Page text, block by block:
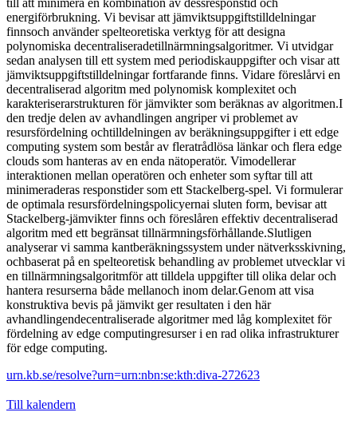
energiförbrukning. Vi bevisar att jämviktsuppgiftstilldelningar
finnsoch använder spelteoretiska verktyg för att designa
polynomiska decentraliseradetillnärmningsalgoritmer. Vi utvidgar
sedan analysen till ett system med periodiskauppgifter och visar att
jämviktsuppgiftstilldelningar fortfarande finns. Vidare föreslårvi en
decentraliserad algoritm med polynomisk komplexitet och
karakteriserarstrukturen för jämvikter som beräknas av algoritmen.I
den tredje delen av avhandlingen angriper vi problemet av
resursfördelning ochtilldelningen av beräkningsuppgifter i ett edge
computing system som består av fleratrådlösa länkar och flera edge
clouds som hanteras av en enda nätoperatör. Vimodellerar
interaktionen mellan operatören och enheter som syftar till att
minimeraderas responstider som ett Stackelberg-spel. Vi formulerar
de optimala resursfördelningspolicyernai sluten form, bevisar att
Stackelberg-jämvikter finns och föreslåren effektiv decentraliserad
algoritm med ett begränsat tillnärmningsförhållande.Slutligen
analyserar vi samma kantberäkningssystem under nätverksskivning,
ochbaserat på en spelteoretisk behandling av problemet utvecklar vi
en tillnärmningsalgoritmför att tilldela uppgifter till olika delar och
hantera resurserna både mellanoch inom delar.Genom att visa
konstruktiva bevis på jämvikt ger resultaten i den här
avhandlingendecentraliserade algoritmer med låg komplexitet för
fördelning av edge computingresurser i en rad olika infrastrukturer
för edge computing.
urn.kb.se/resolve?urn=urn:nbn:se:kth:diva-272623
Till kalendern